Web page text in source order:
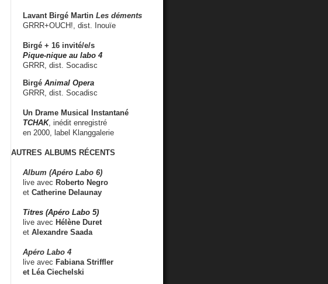
Lavant Birgé Martin Les déments
GRRR+OUCH!, dist. Inouïe
Birgé + 16 invité/e/s
Pique-nique au labo 4
GRRR, dist. Socadisc
Birgé Animal Opera
GRRR, dist. Socadisc
Un Drame Musical Instantané
TCHAK, inédit enregistré
en 2000, label Klanggalerie
AUTRES ALBUMS RÉCENTS
Album (Apéro Labo 6)
live avec Roberto Negro
et Catherine Delaunay
Titres (Apéro Labo 5)
live avec Hélène Duret
et Alexandre Saada
Apéro Labo 4
live avec Fabiana Striffler
et Léa Ciechelski